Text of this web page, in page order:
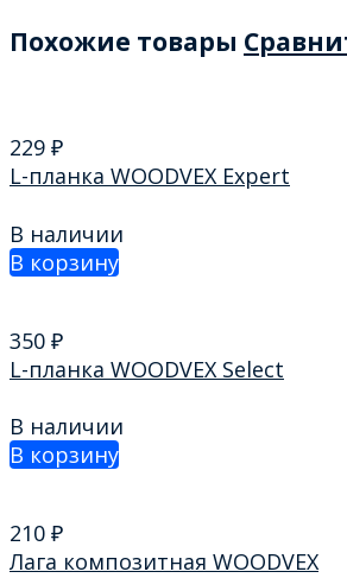
Похожие товары
229 ₽
L-планка WOODVEХ Expert
В наличии
В корзину
350 ₽
L-планка WOODVEХ Select
В наличии
В корзину
210 ₽
Лага композитная WOODVEХ